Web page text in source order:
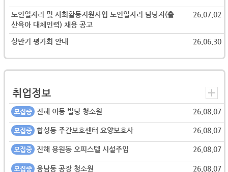
노인일자리 및 사회활동지원사업 노인일자리 담당자(출
산육아 대체인력) 채용 공고
26.07.02
상반기 평가회 안내 26.06.30
취업정보
모집중 진해 이동 빌딩 청소원 26.08.07
모집중 합성동 주간보호센터 요양보호사 26.08.07
모집중 진해 용원동 오피스텔 시설주임 26.08.07
모집중 웅남동 공장 청소원 26.08.07